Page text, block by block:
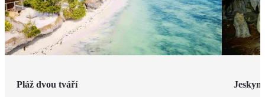
Pláž dvou tváří